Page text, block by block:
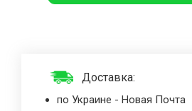
Доставка:
по Украине - Новая Почта